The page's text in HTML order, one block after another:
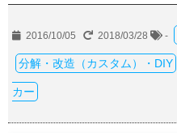
2016/10/05 2018/03/28 -
分解・改造（カスタム）・DIY
カー